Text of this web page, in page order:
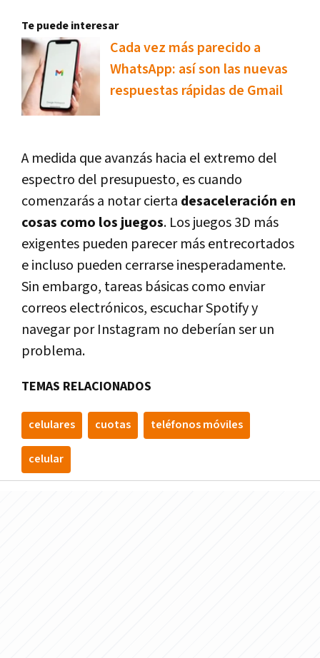
Te puede interesar
Cada vez más parecido a
WhatsApp: así son las nuevas
respuestas rápidas de Gmail
A medida que avanzás hacia el extremo del
espectro del presupuesto, es cuando
comenzarás a notar cierta desaceleración en
cosas como los juegos. Los juegos 3D más
exigentes pueden parecer más entrecortados
e incluso pueden cerrarse inesperadamente.
Sin embargo, tareas básicas como enviar
correos electrónicos, escuchar Spotify y
navegar por Instagram no deberían ser un
problema.
TEMAS RELACIONADOS
celulares cuotas teléfonos móviles
celular